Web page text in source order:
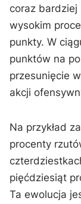
coraz bardziej
wysokim
punkty. W
punktów na
przesunięcie
akcji
Na przykład
procenty
pięćdziesiąt
Ta ewolucja